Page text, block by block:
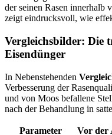
der seinen Rasen innerhalb
zeigt eindrucksvoll, wie
Vergleichsbilder: Die
Eisendünger
In Nebenstehenden
Verbesserung der
und von Moos befallene
nach der Behandlung in
Parameter Vor der